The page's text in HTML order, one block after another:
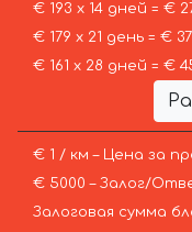
€ 193 х 14 дней = €
€ 179 х 21 день = €
€ 161 х 28 дней = €
€ 1 / км – Цена за
€ 5000 – Залог/
Залоговая сумма